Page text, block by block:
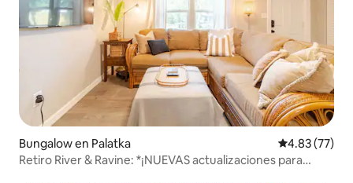
Bungalow en Palatka Calificación
4.83 (77)
Retiro River & Ravine: *¡NUEVAS actualizaciones para